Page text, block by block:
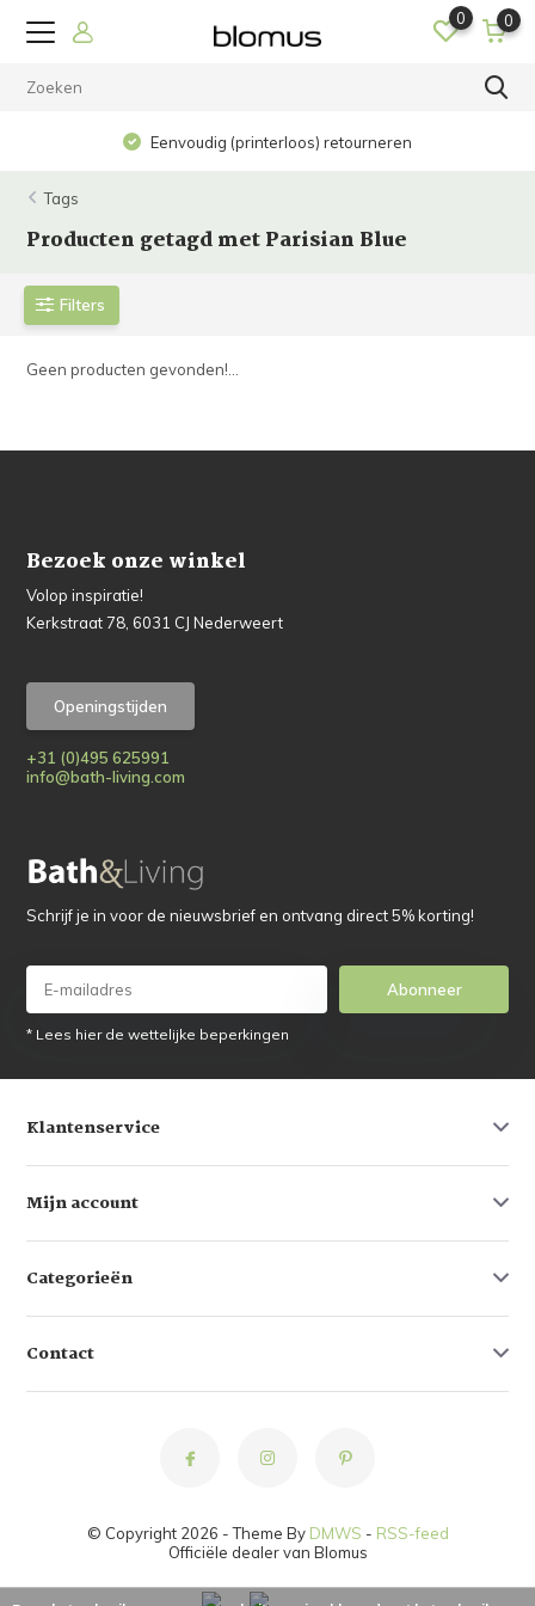
0 0
Eenvoudig (printerloos) retourneren
Tags
Producten getagd met Parisian Blue
Filters
Geen producten gevonden!...
Bezoek onze winkel
Volop inspiratie!
Kerkstraat 78, 6031 CJ Nederweert
Openingstijden
+31 (0)495 625991
info@bath-living.com
Schrijf je in voor de nieuwsbrief en ontvang direct 5% korting!
Abonneer
* Lees hier de wettelijke beperkingen
Klantenservice
Mijn account
Categorieën
Contact
© Copyright 2026 - Theme By DMWS - RSS-feed
Officiële dealer van Blomus